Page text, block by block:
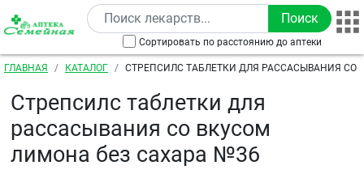
Перейти к основному содержанию
Сортировать по расстоянию до аптеки
Строка навигации
ГЛАВНАЯ КАТАЛОГ
СТРЕПСИЛС ТАБЛЕТКИ ДЛЯ РАССАСЫВАНИЯ СО
Стрепсилс таблетки для
рассасывания со вкусом
лимона без сахара №36